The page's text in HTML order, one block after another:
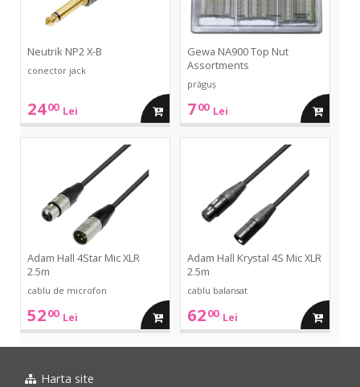
Neutrik NP2 X-B
conector jack
2400 Lei adauga
cos
Gewa NA900 Top Nut
Assortments
prăguș
700 Lei adauga
cos
Adam Hall 4Star Mic XLR
2.5m
cablu de microfon
5200 Lei adauga
in
2.5m
Adam Hall Krystal 4S Mic XLR
2.5m
cablu balansat
6200 Lei adauga
in
Harta site